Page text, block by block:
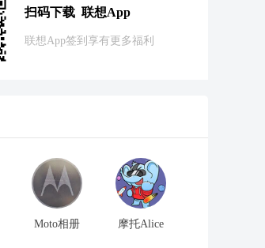
扫码下载 联想App
联想App签到享有更多福利
Moto相册 摩托Alice